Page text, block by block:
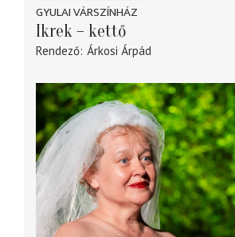
GYULAI VÁRSZÍNHÁZ
Ikrek – kettő
Rendező Árkosi Árpád